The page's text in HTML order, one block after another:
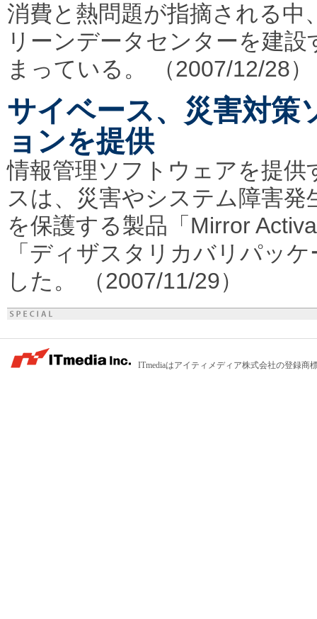
消費と熱問題が指摘される中
リーンデータセンターを建設
まっている。 （2007/12/28）
サイベース、災害対策
ョンを提供
情報管理ソフトウェアを提供
スは、災害やシステム障害発
を保護する製品「Mirror
「ディザスタリカバリパッ
した。 （2007/11/29）
ITmediaはアイティメディア株式会社の登録商